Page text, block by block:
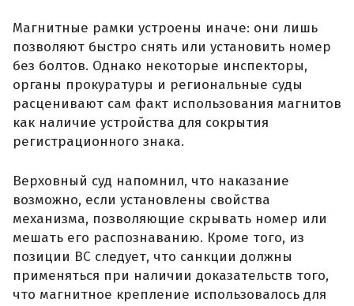
Магнитные рамки устроены иначе: они лишь
позволяют быстро снять или установить номер
без болтов. Однако некоторые инспекторы,
органы прокуратуры и региональные суды
расценивают сам факт использования магнитов
как наличие устройства для сокрытия
регистрационного знака.
Верховный суд напомнил, что наказание
возможно, если установлены свойства
механизма, позволяющие скрывать номер или
мешать его распознаванию. Кроме того, из
позиции ВС следует, что санкции должны
применяться при наличии доказательств того,
что магнитное крепление использовалось для